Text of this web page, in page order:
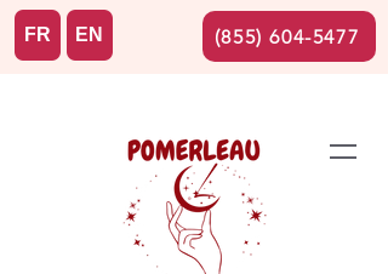
FR EN (855) 604-5477